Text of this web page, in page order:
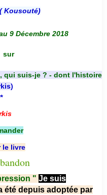
Kousouté)
9 Décembre 2018
sur
qui suis-je ? - dont l'histoire
)
le livre
" Je suis
été depuis adoptée par